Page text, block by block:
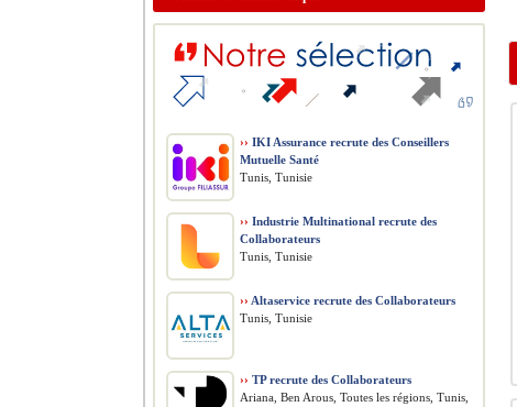
›› IKI Assurance recrute des Conseillers
Mutuelle Santé
Tunis, Tunisie
›› Industrie Multinational recrute des
Collaborateurs
Tunis, Tunisie
›› Altaservice recrute des Collaborateurs
Tunis, Tunisie
›› TP recrute des Collaborateurs
Ariana, Ben Arous, Toutes les régions, Tunis,